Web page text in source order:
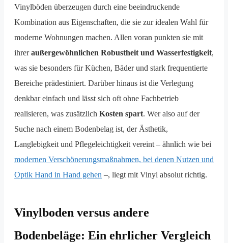
Vinylböden überzeugen durch eine beeindruckende
Kombination aus Eigenschaften, die sie zur idealen Wahl für
moderne Wohnungen machen. Allen voran punkten sie mit
ihreraußergewöhnlichen Robustheit und Wasserfestigkeit,
was sie besonders für Küchen, Bäder und stark frequentierte
Bereiche prädestiniert. Darüber hinaus ist die Verlegung
denkbar einfach und lässt sich oft ohne Fachbetrieb
realisieren, was zusätzlich Kosten spart. Wer also auf der
Suche nach einem Bodenbelag ist, der Ästhetik,
Langlebigkeit und Pflegeleichtigkeit vereint – ähnlich wie bei
modernen Verschönerungsmaßnahmen, bei denen Nutzen und
Optik Hand in Hand gehen –, liegt mit Vinyl absolut richtig.
Vinylboden versus andere
Bodenbeläge: Ein ehrlicher Vergleich